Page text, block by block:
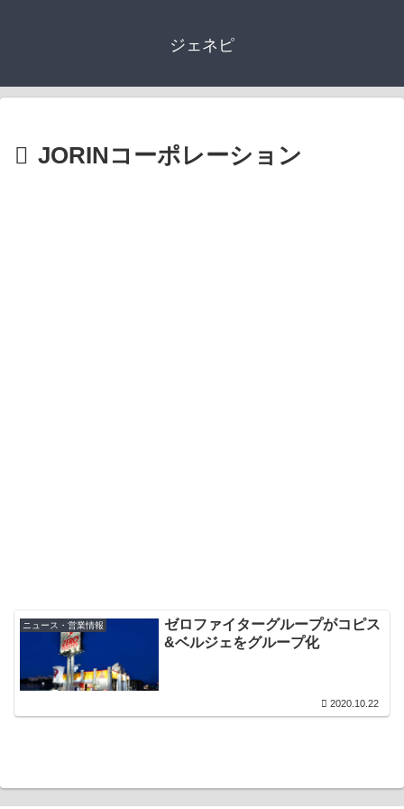
ジェネピ
JORINコーポレーション
ニュース・営業情報
ゼロファイターグループがコピス
&ベルジェをグループ化
2020.10.22